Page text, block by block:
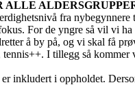
ALLE
fra
For de yngre så vil vi
å by på, og vi skal få
I tillegg så
inkludert i oppholdet.